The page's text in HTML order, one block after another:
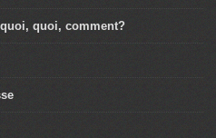
quoi, comment?